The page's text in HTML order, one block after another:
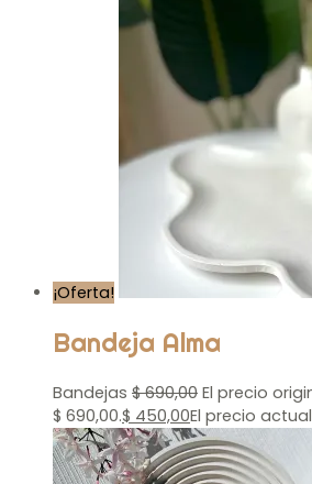
¡Oferta!
Bandeja Alma
Bandejas $690,00 El precio
$ 690,00.$ 450,00El precio